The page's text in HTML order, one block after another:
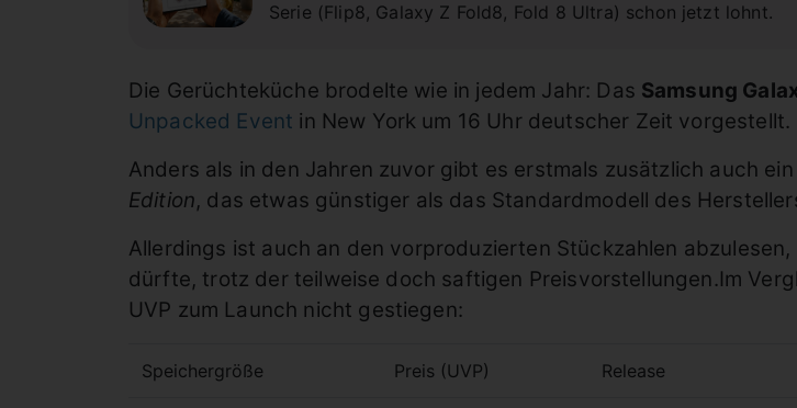
Serie (Flip8, Galaxy Z Fold8, Fold 8 Ultra) schon jetzt lohnt.
Die Gerüchteküche brodelte wie in jedem Jahr: Das Samsung
Unpacked Event in New York um 16 Uhr deutscher Zeit vorgestellt.
Anders als in den Jahren zuvor gibt es erstmals zusätzlich auch ein
Edition, das etwas günstiger als das Standardmodell des
Allerdings ist auch an den vorproduzierten Stückzahlen abzulesen,
dürfte, trotz der teilweise doch saftigen Preisvorstellungen.Im
UVP zum Launch nicht gestiegen:
Speichergröße Preis (UVP) Release